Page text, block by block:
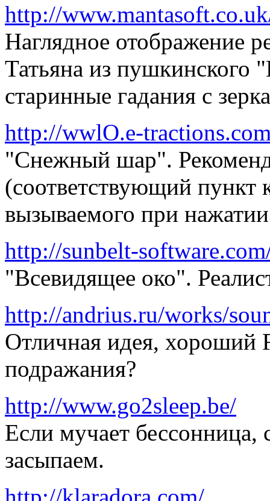
http://
Наглядное отображение
Татьяна из пушкинского
старинные гадания с
http://wwlO.e-
"Снежный шар".
(соответствующий пункт
вызываемого при
http://sunbelt-
"Всевидящее око".
http://andrius.ru/works/
Отличная идея, хороший
подражания?
http://www.go2sleep.be/
Если мучает бессонница,
засыпаем.